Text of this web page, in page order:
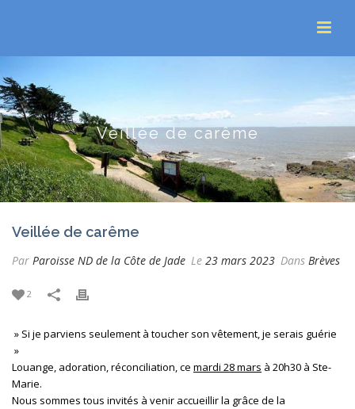
Veillée de carême
Veillée de carême
Par Paroisse ND de la Côte de Jade Le 23 mars 2023 Dans Brèves
2
» Si je parviens seulement à toucher son vêtement, je serais guérie
»
Louange, adoration, réconciliation, ce mardi 28 mars à 20h30 à Ste-
Marie.
Nous sommes tous invités à venir accueillir la grâce de la